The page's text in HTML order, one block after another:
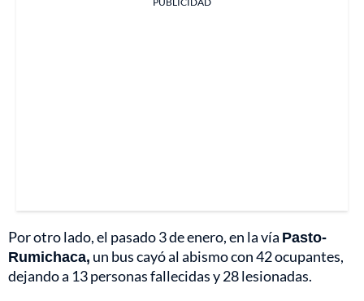
Por otro lado, el pasado 3 de enero, en la vía Pasto-
Rumichaca, un bus cayó al abismo con 42 ocupantes,
dejando a 13 personas fallecidas y 28 lesionadas.